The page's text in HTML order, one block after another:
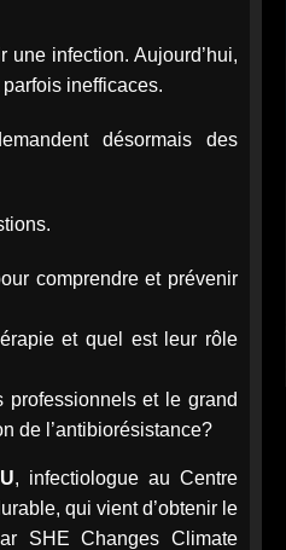
infection. Aujourd’hui,
inefficaces.
désormais des
comprendre et prévenir
et quel est leur rôle
et le grand
de l’antibiorésistance?
, infectiologue au Centre
qui vient d’obtenir le
SHE Changes Climate